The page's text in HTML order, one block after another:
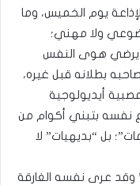
يوم الخميس، وما
ولا مهني؛
يرضي هوى النفس
بطلانه قبل غيره،
أيديولوجية
نفسه بتبني أكوام من
بل “بديهيات” لا
وقد عرى نفسه الغارقة